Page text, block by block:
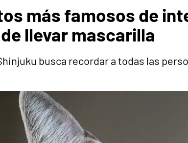
más famosos de
llevar mascarilla
busca recordar a todas las